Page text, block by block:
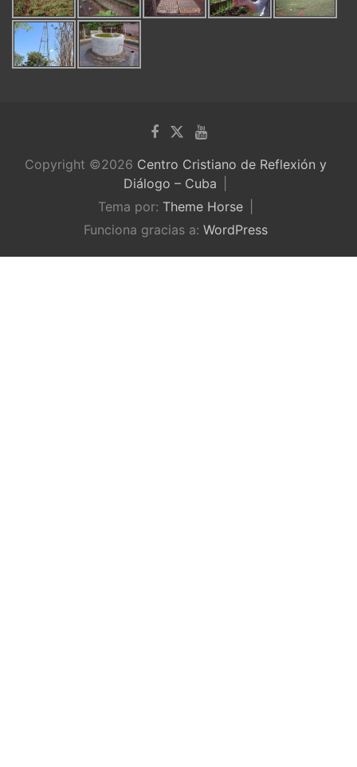
Copyright ©2026 Centro Cristiano de Reflexión y
Diálogo – Cuba
Tema por: Theme Horse
Funciona gracias a: WordPress